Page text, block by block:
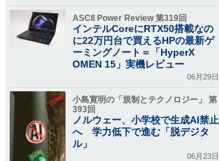
ASCII Power Review 第319回
インテルCoreにRTX50搭載なの
に22万円台で買えるHPの最新ゲ
ーミングノート＝「HyperX
OMEN 15」実機レビュー
06月29日
小島寛明の「規制とテクノロジー」 第
393回
ノルウェー、小学校で生成AI禁止
へ 学力低下で進む「脱デジタ
ル」
06月23日